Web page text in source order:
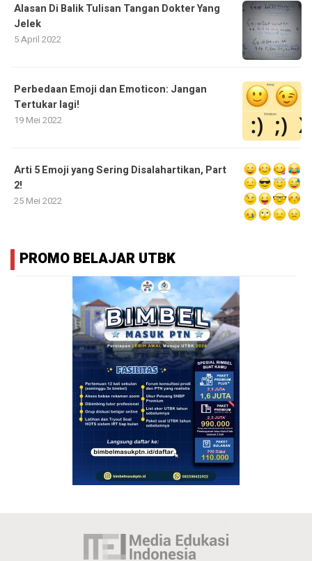
Alasan Di Balik Tulisan Tangan Dokter Yang
Jelek
5 April 2022
Perbedaan Emoji dan Emoticon: Jangan
Tertukar lagi!
19 Mei 2022
Arti 5 Emoji yang Sering Disalahartikan, Part
2!
25 Mei 2022
PROMO BELAJAR UTBK